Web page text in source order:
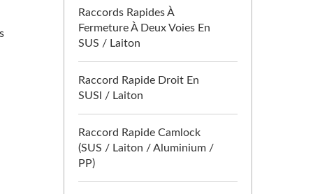
Raccords Rapides À
Fermeture À Deux Voies En
SUS / Laiton
Raccord Rapide Droit En
SUSl / Laiton
Raccord Rapide Camlock
(SUS / Laiton / Aluminium /
PP)